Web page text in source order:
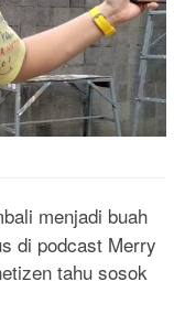
menjadi buah
di podcast Merry
tahu sosok